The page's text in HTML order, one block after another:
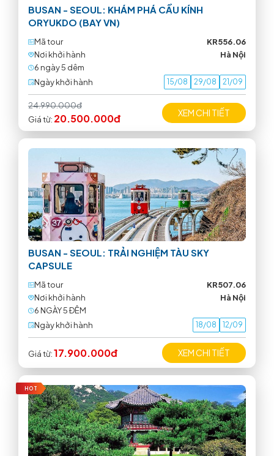
BUSAN - SEOUL: KHÁM PHÁ CẦU KÍNH
ORYUKDO (BAY VN)
Mã tour
KR556.06
Nơi khởi hành
Hà Nội
6 ngày 5 dêm
Ngày khởi hành
15/08 29/08 21/09
24.990.000đ
Giá từ: 20.500.000đ XEM CHI TIẾT
BUSAN - SEOUL: TRẢI NGHIỆM TÀU SKY
CAPSULE
Mã tour
KR507.06
Nơi khởi hành
Hà Nội
6 NGÀY 5 ÐÊM
Ngày khởi hành
18/08 12/09
Giá từ:17.900.000đ XEM CHI TIẾT
HOT